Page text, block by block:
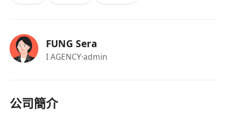
FUNG Sera
I AGENCY·admin
公司簡介